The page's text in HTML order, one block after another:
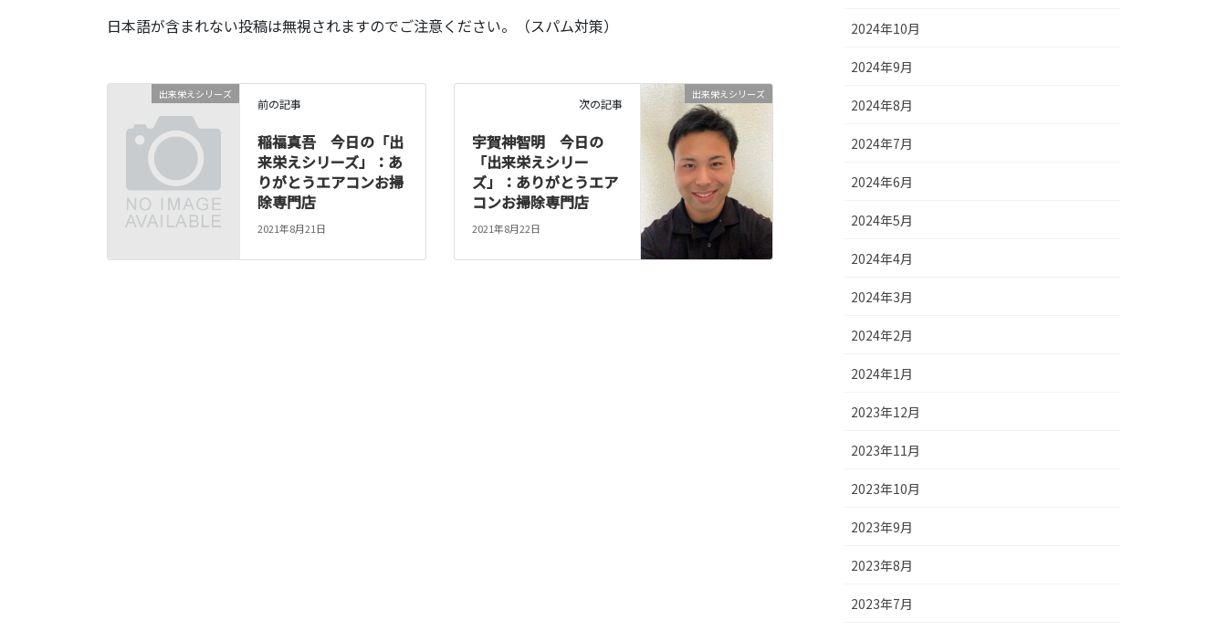
日本語が含まれない投稿は無視されますのでご注意ください。（スパム対策）
出来栄えシリーズ
前の記事
稲福真吾 今日の「出
来栄えシリーズ」：あ
りがとうエアコンお掃
除専門店
2021年8月21日
出来栄えシリーズ
次の記事
宇賀神智明 今日の
「出来栄えシリー
ズ」：ありがとうエア
コンお掃除専門店
2021年8月22日
2024年10月
2024年9月
2024年8月
2024年7月
2024年6月
2024年5月
2024年4月
2024年3月
2024年2月
2024年1月
2023年12月
2023年11月
2023年10月
2023年9月
2023年8月
2023年7月